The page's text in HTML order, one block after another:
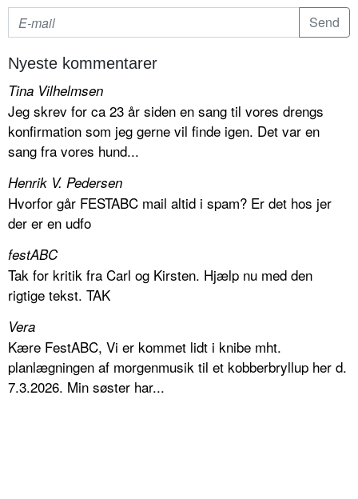
Nyeste kommentarer
Tina Vilhelmsen
Jeg skrev for ca 23 år siden en sang til vores drengs
konfirmation som jeg gerne vil finde igen. Det var en
sang fra vores hund...
Henrik V. Pedersen
Hvorfor går FESTABC mail altid i spam? Er det hos jer
der er en udfo
festABC
Tak for kritik fra Carl og Kirsten. Hjælp nu med den
rigtige tekst. TAK
Vera
Kære FestABC, Vi er kommet lidt i knibe mht.
planlægningen af morgenmusik til et kobberbryllup her d.
7.3.2026. Min søster har...